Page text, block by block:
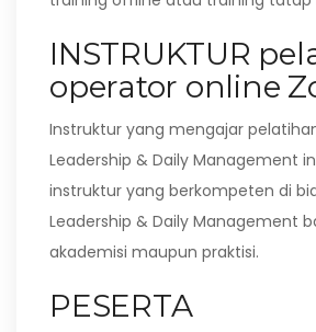
INSTRUKTUR
operator online
Instruktur yang mengajar
Leadership & Daily Management
instruktur yang berkompeten di
Leadership & Daily Management
akademisi maupun praktisi.
PESERTA